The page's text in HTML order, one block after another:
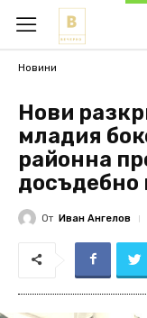
Новини
Нови
младия
районна
досъдебно
От Иван Ангелов